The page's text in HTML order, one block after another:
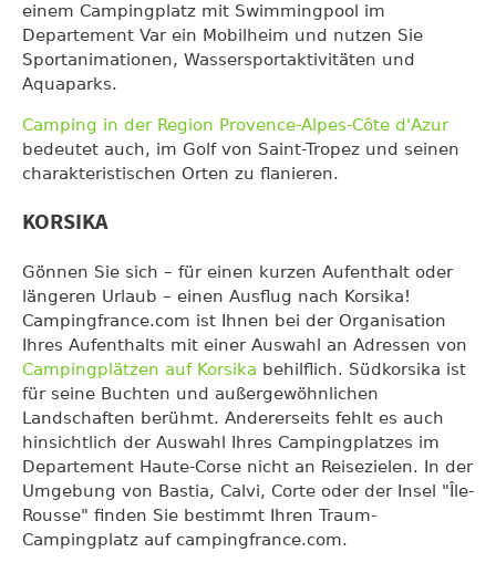
einem Campingplatz mit Swimmingpool im
Departement Var ein Mobilheim und nutzen Sie
Sportanimationen, Wassersportaktivitäten und
Aquaparks.
Camping in der Region Provence-Alpes-Côte d'Azur
bedeutet auch, im Golf von Saint-Tropez und seinen
charakteristischen Orten zu flanieren.
KORSIKA
Gönnen Sie sich – für einen kurzen Aufenthalt oder
längeren Urlaub – einen Ausflug nach Korsika!
Campingfrance.com ist Ihnen bei der Organisation
Ihres Aufenthalts mit einer Auswahl an Adressen von
Campingplätzen auf Korsika behilflich. Südkorsika ist
für seine Buchten und außergewöhnlichen
Landschaften berühmt. Andererseits fehlt es auch
hinsichtlich der Auswahl Ihres Campingplatzes im
Departement Haute-Corse nicht an Reisezielen. In der
Umgebung von Bastia, Calvi, Corte oder der Insel "Île-
Rousse" finden Sie bestimmt Ihren Traum-
Campingplatz auf campingfrance.com.